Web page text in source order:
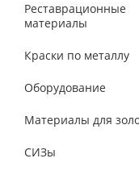
Реставрационные
материалы
Краски по металлу
Оборудование
Материалы для
СИЗы